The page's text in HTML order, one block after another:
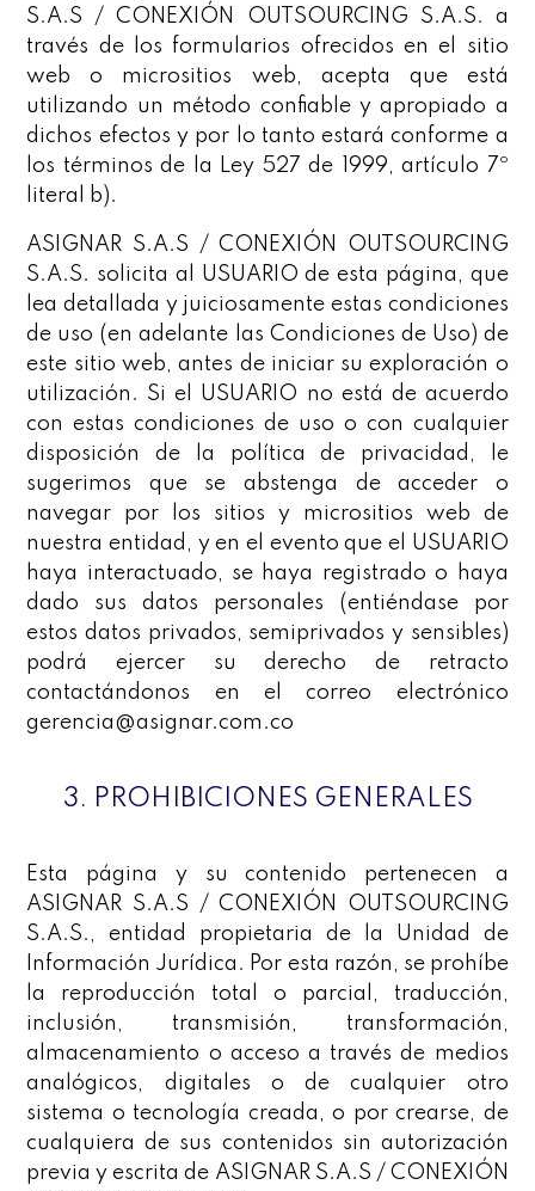
S.A.S / CONEXIÓN OUTSOURCING S.A.S. a
través de los formularios ofrecidos en el sitio
web o micrositios web, acepta que está
utilizando un método confiable y apropiado a
dichos efectos y por lo tanto estará conforme a
los términos de la Ley 527 de 1999, artículo 7º
literal b).
ASIGNAR S.A.S / CONEXIÓN OUTSOURCING
S.A.S. solicita al USUARIO de esta página, que
lea detallada y juiciosamente estas condiciones
de uso (en adelante las Condiciones de Uso) de
este sitio web, antes de iniciar su exploración o
utilización. Si el USUARIO no está de acuerdo
con estas condiciones de uso o con cualquier
disposición de la política de privacidad, le
sugerimos que se abstenga de acceder o
navegar por los sitios y micrositios web de
nuestra entidad, y en el evento que el USUARIO
haya interactuado, se haya registrado o haya
dado sus datos personales (entiéndase por
estos datos privados, semiprivados y sensibles)
podrá ejercer su derecho de retracto
contactándonos en el correo electrónico
gerencia@asignar.com.co
3. PROHIBICIONES GENERALES
Esta página y su contenido pertenecen a
ASIGNAR S.A.S / CONEXIÓN OUTSOURCING
S.A.S., entidad propietaria de la Unidad de
Información Jurídica. Por esta razón, se prohíbe
la reproducción total o parcial, traducción,
inclusión, transmisión, transformación,
almacenamiento o acceso a través de medios
analógicos, digitales o de cualquier otro
sistema o tecnología creada, o por crearse, de
cualquiera de sus contenidos sin autorización
previa y escrita de ASIGNAR S.A.S / CONEXIÓN